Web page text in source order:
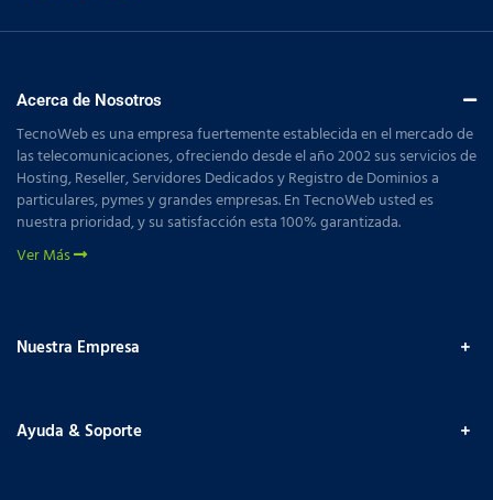
Acerca de Nosotros
TecnoWeb es una empresa fuertemente establecida en el mercado de
las telecomunicaciones, ofreciendo desde el año 2002 sus servicios de
Hosting, Reseller, Servidores Dedicados y Registro de Dominios a
particulares, pymes y grandes empresas. En TecnoWeb usted es
nuestra prioridad, y su satisfacción esta 100% garantizada.
Ver Más
Nuestra Empresa
Ayuda & Soporte